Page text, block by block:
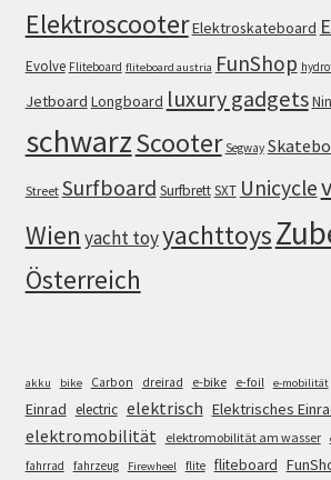
ElektroscooterElektroskateboard
Evolve Fliteboard fliteboard austria FunShop
Jetboard Longboard luxury gadgets
schwarzScooter Segway
Street Surfboard SurfbrettSXT Unicycle
Wien yacht toyyachttoys
Österreich
akku bike Carbon dreirad e-bike e-foil e-mobilität
Einrad electric elektrisch Elektrisches
elektromobilität elektromobilität am wasser
fahrrad
fahrzeug Firewheel flite fliteboard